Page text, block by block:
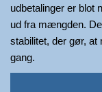
udbetalinger er blot
ud fra mængden.
stabilitet, der gør, at
gang.